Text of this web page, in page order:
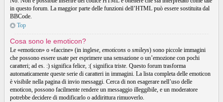
in questo forum. La maggior parte delle funzioni dell’HTML può essere sostituita dal
BBCode.
Top
Cosa sono le emoticon?
Le «emoticon» o «faccine» (in inglese, emoticons o smileys) sono piccole immagini
che possono essere usate per esprimere una sensazione o un’emozione con pochi
caratteri; ad es. :) significa felice, :( significa triste. Questo forum trasforma
automaticamente queste serie di caratteri in immagini. La lista completa delle emoticon
è visibile nella pagina di invio messaggi. Cerca di non esagerare nell’uso delle
emoticon, possono facilmente rendere un messaggio illeggibile, e un moderatore
potrebbe decidere di modificarlo o addirittura rimuoverlo.